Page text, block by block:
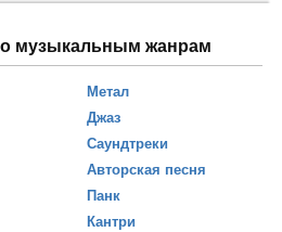
музыкальным жанрам
Метал
Джаз
Саундтреки
Авторская песня
Панк
Кантри